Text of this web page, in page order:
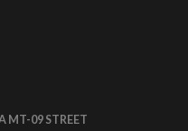
MT-09 STREET